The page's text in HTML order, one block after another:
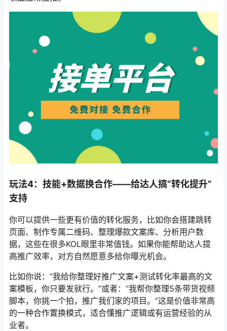
玩法4：技能+数据换合作——给达人搞“转化提升”
支持
你可以提供一些更有价值的转化服务，比如你会搭建跳转
页面、制作专属二维码、整理爆款文案库、分析用户数
据，这些在很多KOL眼里非常值钱。如果你能帮助达人提
高推广效率，对方自然愿意多给你曝光机会。
比如你说：“我给你整理好推广文案+测试转化率最高的文
案模板，你只要发就行。”或者：“我帮你整理5条带货视频
脚本，你挑一个拍，推广我们家的项目。”这是价值非常高
的一种合作置换模式，适合懂推广逻辑或有运营经验的从
业者。